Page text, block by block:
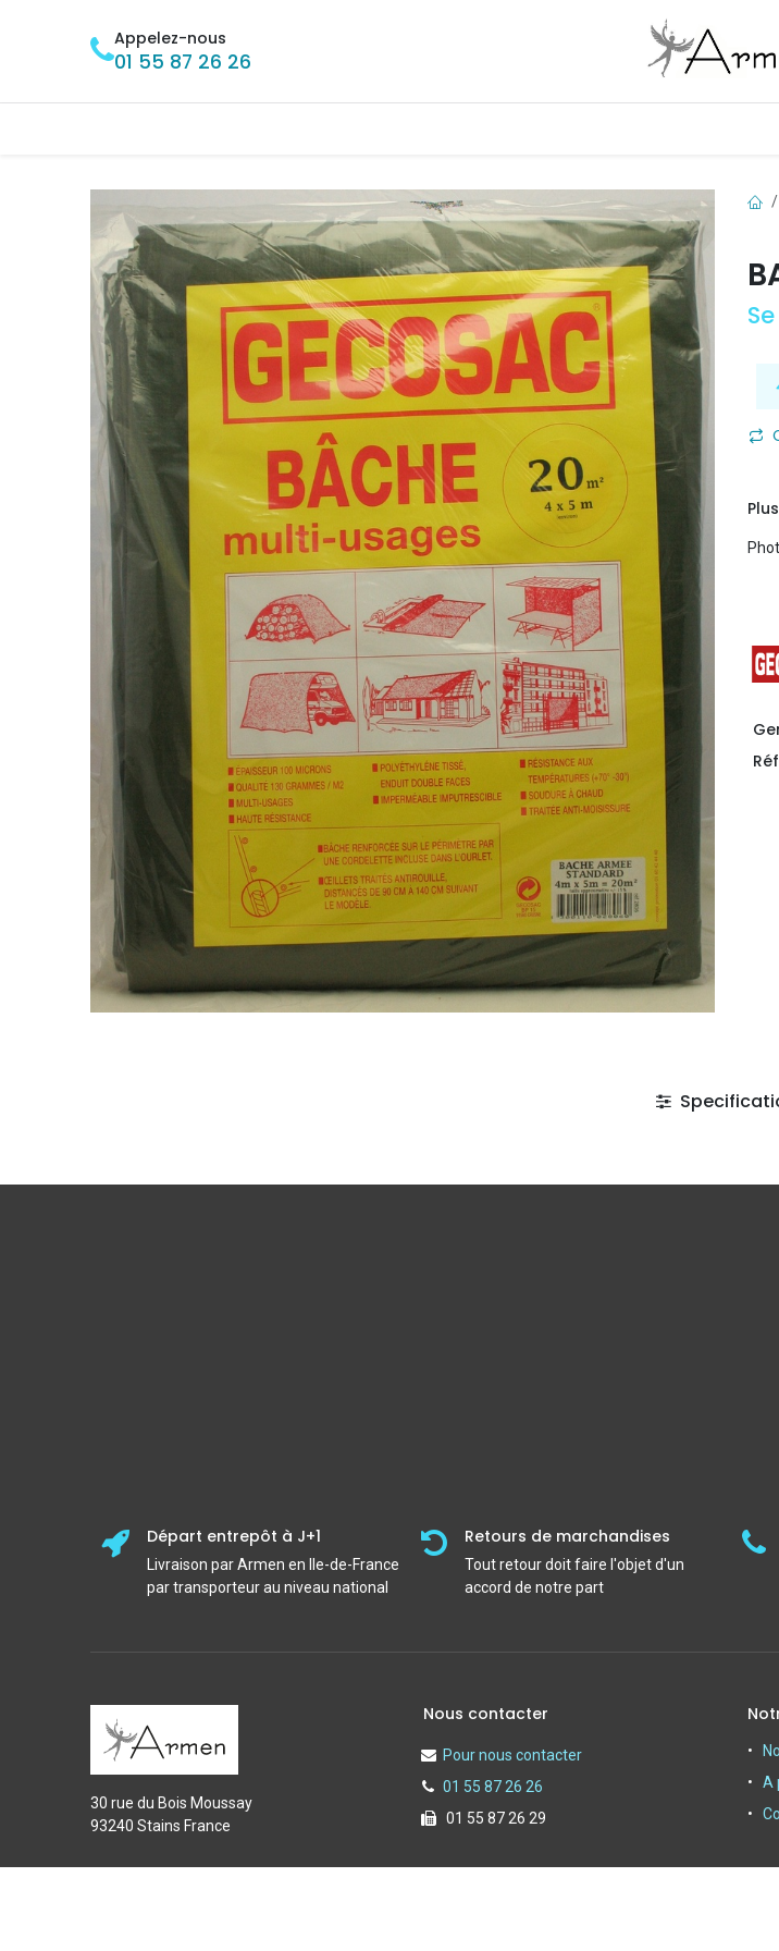
Appelez-nous
01 55 87 26 26
Départ entrepôt à J+1
Livraison par Armen en Ile-de-France
par transporteur au niveau national
Retours de marchandises
Tout retour doit faire l'objet d'un
accord de notre part
30 rue du Bois Moussay
93240 Stains France
Nous contacter
Pour nous contacter
01 55 87 26 26
01 55 87 26 29
A